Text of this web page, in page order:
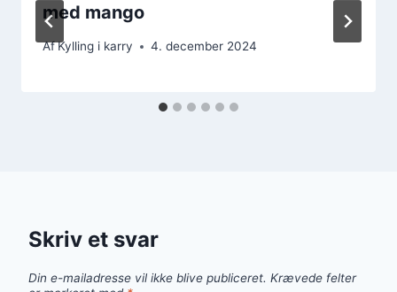
med mango
AfKylling i karry 4. december 2024
Skriv et svar
Din e-mailadresse vil ikke blive publiceret. Krævede felter